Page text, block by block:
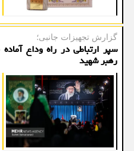
گزارش تجهیزات جانبی؛
سپر ارتباطی در راه وداع
رهبر شهید